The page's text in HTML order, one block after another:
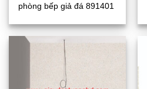
phòng bếp giả đá 891401